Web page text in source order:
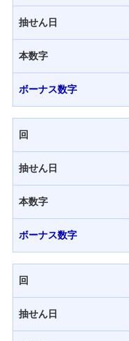
抽せん日
本数字
ボーナス数字
回
抽せん日
本数字
ボーナス数字
回
抽せん日